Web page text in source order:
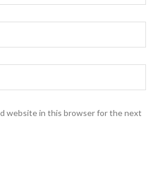
website in this browser for the next